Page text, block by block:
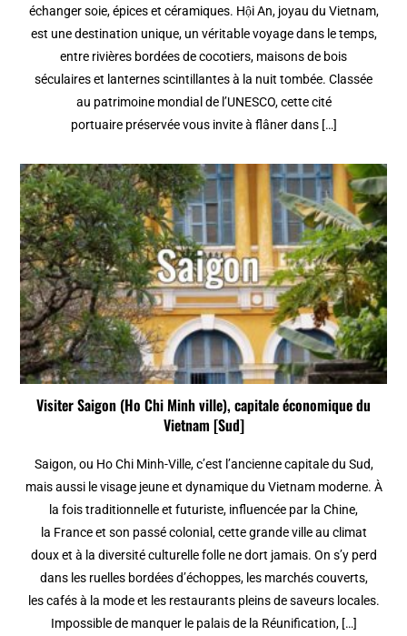
échanger soie, épices et céramiques. Hội An, joyau du Vietnam,
est une destination unique, un véritable voyage dans le temps,
entre rivières bordées de cocotiers, maisons de bois
séculaires et lanternes scintillantes à la nuit tombée. Classée
au patrimoine mondial de l’UNESCO, cette cité
portuaire préservée vous invite à flâner dans […]
Visiter Saigon (Ho Chi Minh ville), capitale économique du
Vietnam [Sud]
Saigon, ou Ho Chi Minh-Ville, c’est l’ancienne capitale du Sud,
mais aussi le visage jeune et dynamique du Vietnam moderne. À
la fois traditionnelle et futuriste, influencée par la Chine,
la France et son passé colonial, cette grande ville au climat
doux et à la diversité culturelle folle ne dort jamais. On s’y perd
dans les ruelles bordées d’échoppes, les marchés couverts,
les cafés à la mode et les restaurants pleins de saveurs locales.
Impossible de manquer le palais de la Réunification, […]